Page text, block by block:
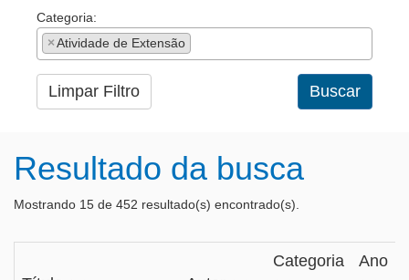
Categoria:
×Atividade de Extensão
Limpar Filtro Buscar
Resultado da busca
Mostrando 15 de 452 resultado(s) encontrado(s).
Categoria
Ano